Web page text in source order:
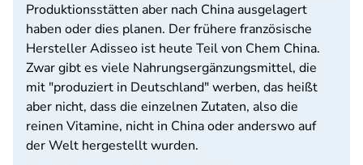
Produktionsstätten aber nach China ausgelagert
haben oder dies planen. Der frühere französische
Hersteller Adisseo ist heute Teil von Chem China.
Zwar gibt es viele Nahrungsergänzungsmittel, die
mit "produziert in Deutschland" werben, das heißt
aber nicht, dass die einzelnen Zutaten, also die
reinen Vitamine, nicht in China oder anderswo auf
der Welt hergestellt wurden.